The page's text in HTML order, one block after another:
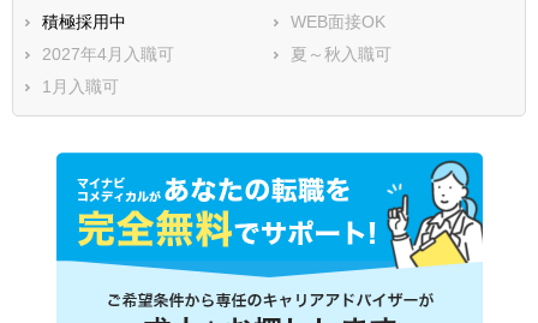
積極採用中
WEB面接OK
2027年4月入職可
夏～秋入職可
1月入職可